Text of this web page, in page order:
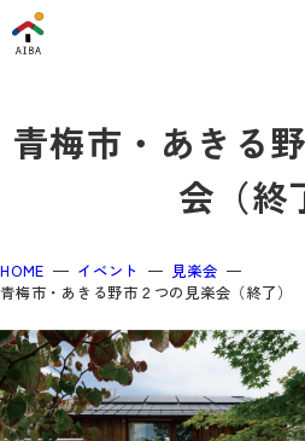
青梅市・あきる
会（終
HOME イベント
見楽会
青梅市・あきる野市２つの見楽会（終了）